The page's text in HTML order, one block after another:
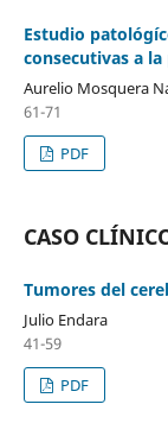
Estudio
consecutivas a
Aurelio Mosquera
61-71
PDF
CASO
Tumores del
Julio Endara
41-59
PDF